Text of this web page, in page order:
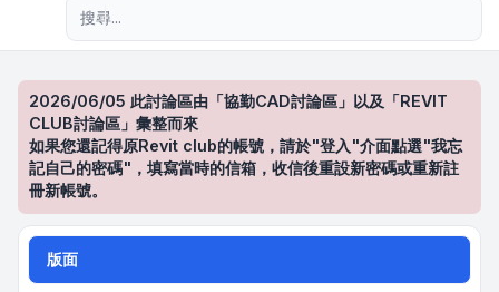
2026/06/05 此討論區由「協勤CAD討論區」以及「REVIT
CLUB討論區」彙整而來
如果您還記得原Revit club的帳號，請於"登入"介面點選"我忘
記自己的密碼"，填寫當時的信箱，收信後重設新密碼或重新註
冊新帳號。
版面